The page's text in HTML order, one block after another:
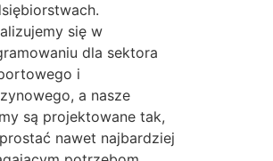
się w
dla sektora
i
a nasze
są projektowane tak,
nawet najbardziej